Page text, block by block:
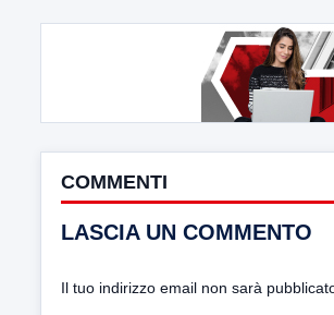
COMMENTI
LASCIA UN COMMENTO
Il tuo indirizzo email non sarà